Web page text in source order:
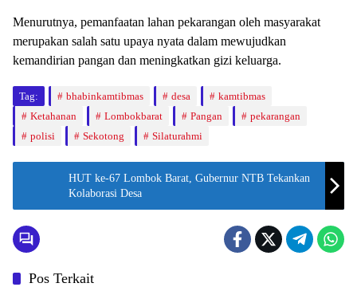
Menurutnya, pemanfaatan lahan pekarangan oleh masyarakat
merupakan salah satu upaya nyata dalam mewujudkan
kemandirian pangan dan meningkatkan gizi keluarga.
Tag: bhabinkamtibmas desa
kamtibmas
Ketahanan
Lombokbarat Pangan
pekarangan
polisi
Sekotong Silaturahmi
HUT ke-67 Lombok Barat, Gubernur NTB Tekankan
Kolaborasi Desa
Pos Terkait